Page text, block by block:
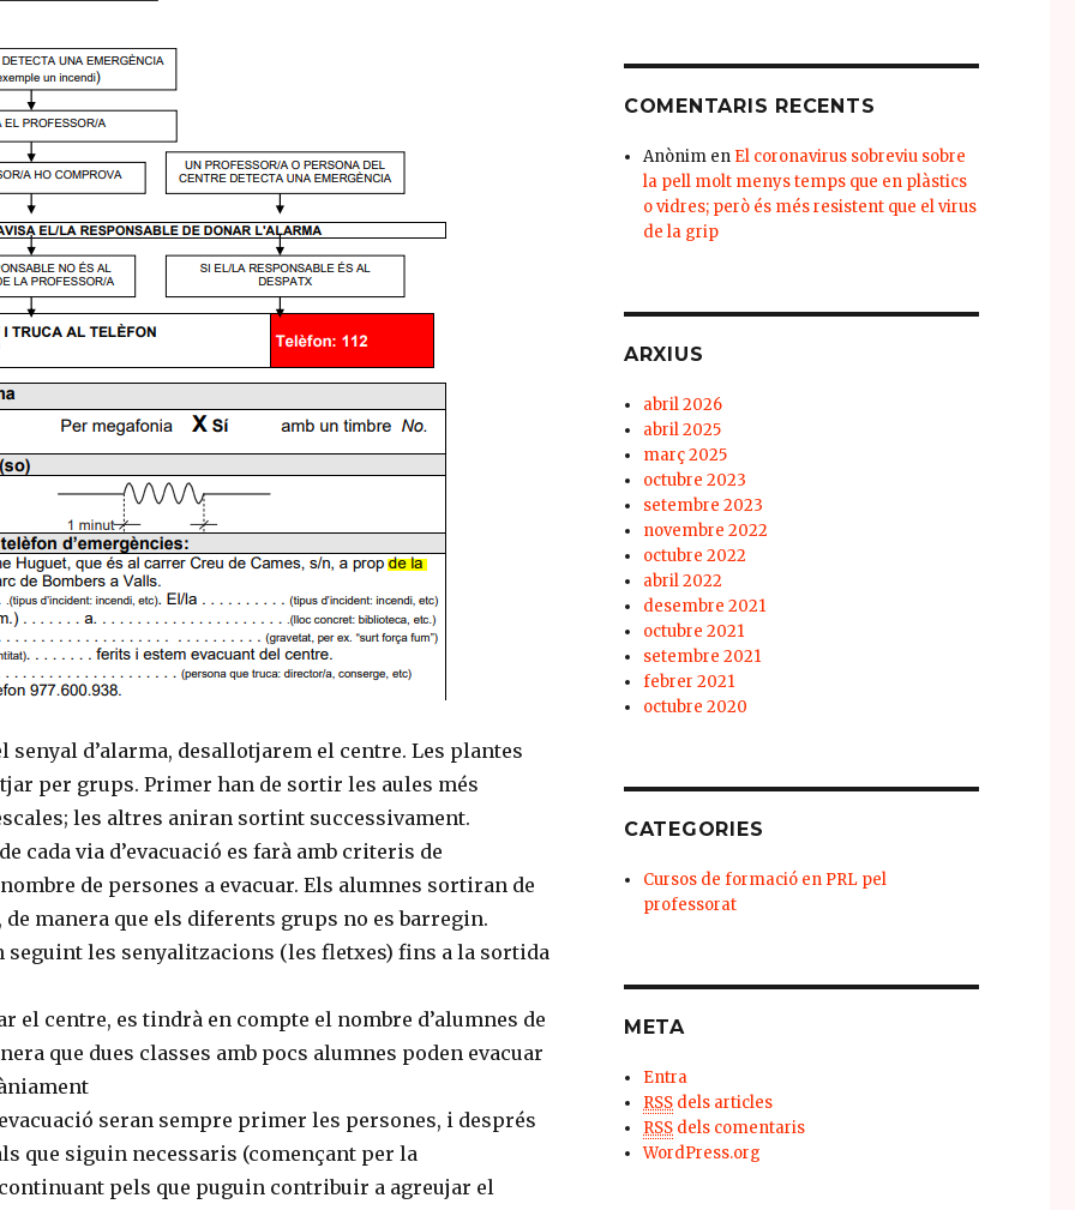
senyal d’alarma, desallotjarem el centre. Les plantes
per grups. Primer han de sortir les aules més
les altres aniran sortint successivament.
cada via d’evacuació es farà amb criteris de
de persones a evacuar. Els alumnes sortiran de
de manera que els diferents grups no es barregin.
seguint les senyalitzacions (les fletxes) fins a la sortida
el centre, es tindrà en compte el nombre d’alumnes de
que dues classes amb pocs alumnes poden evacuar
seran sempre primer les persones, i després
que siguin necessaris (començant per la
pels que puguin contribuir a agreujar el
COMENTARIS RECENTS
Anònim en El coronavirus sobreviu sobre
la pell molt menys temps que en plàstics
o vidres; però és més resistent que el virus
de la grip
ARXIUS
abril 2026
abril 2025
març 2025
octubre 2023
setembre 2023
novembre 2022
octubre 2022
abril 2022
desembre 2021
octubre 2021
setembre 2021
febrer 2021
octubre 2020
CATEGORIES
Cursos de formació en PRL pel
professorat
META
Entra
RSS dels articles
RSS dels comentaris
WordPress.org